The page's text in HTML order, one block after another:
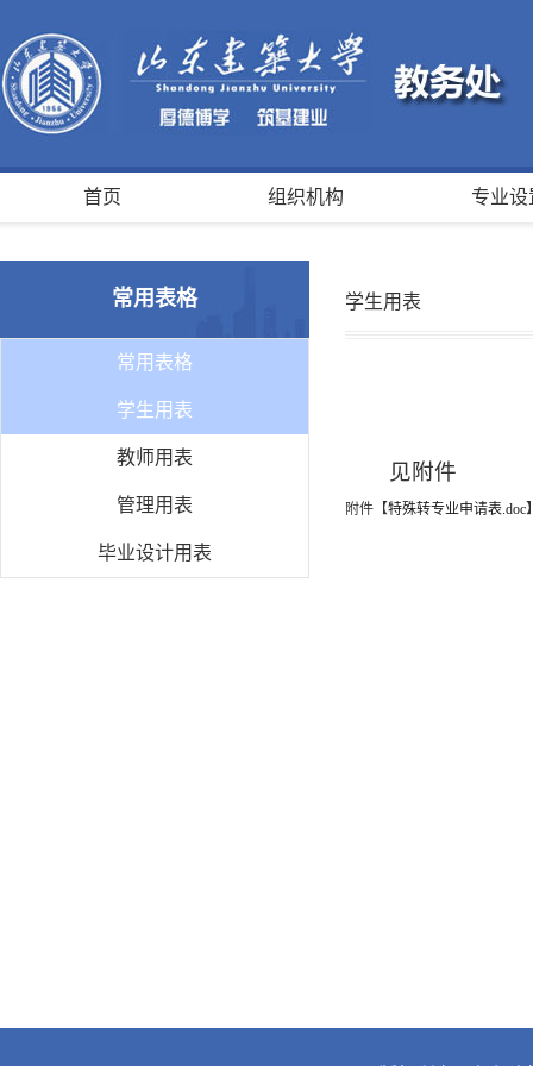
首页 组织机构 专业
常用表格
常用表格
学生用表
教师用表
管理用表
毕业设计用表
学生用表
见附件
附件【特殊转专业申请表.doc